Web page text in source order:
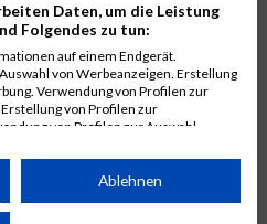
Daten, um die Leistung
Folgendes zu tun:
auf einem Endgerät.
von Werbeanzeigen. Erstellung
Verwendung von Profilen zur
von Profilen zur
von Profilen zur Auswahl
Zielgruppen durch Statistiken oder
Quellen. Entwicklung und
Ablehnen